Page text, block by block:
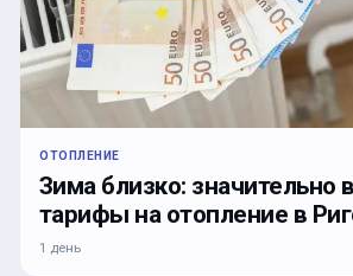
ОТОПЛЕНИЕ
Зима близко: значительно
тарифы на отопление в
1 день